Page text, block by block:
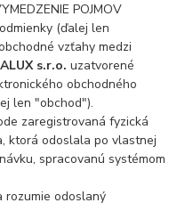
POJMOV
(ďalej len
vzťahy medzi
s.r.o.uzatvorené
obchodného
len "obchod").
zaregistrovaná fyzická
ktorá odoslala po vlastnej
spracovanú systémom
rozumie odoslaný